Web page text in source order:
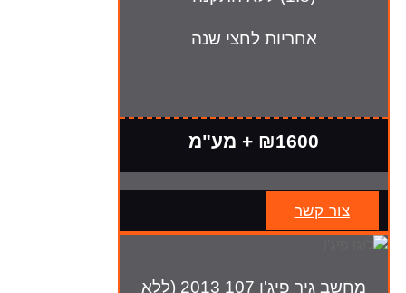
אחריות לחצי שנה
₪1600 + מע"מ
צור קשר
מחשב גיר פיג'ו 107 2013 (ללא